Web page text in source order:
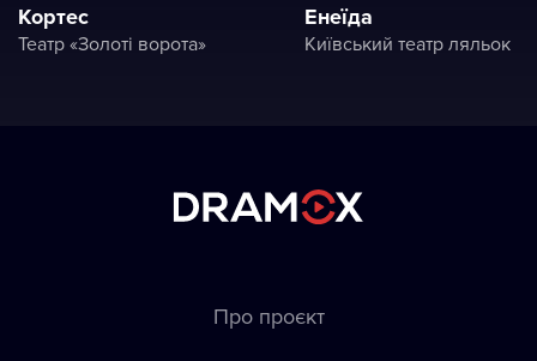
Кортес
Театр «Золоті ворота»
Енеїда
Київський театр ляльок
Про проєкт